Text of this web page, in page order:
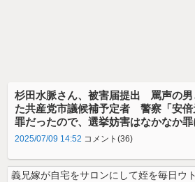
杉田水脈さん、被害届提出 罵声の男
た共産党市議候補予定者 警察「安倍
罪だったので、選挙妨害はなかなか罪
2025/07/09 14:52 コメント(36)